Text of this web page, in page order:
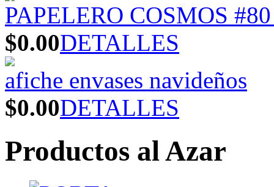
PAPELERO COSMOS
$0.00DETALLES
afiche envases navideños
$0.00DETALLES
Productos al Azar